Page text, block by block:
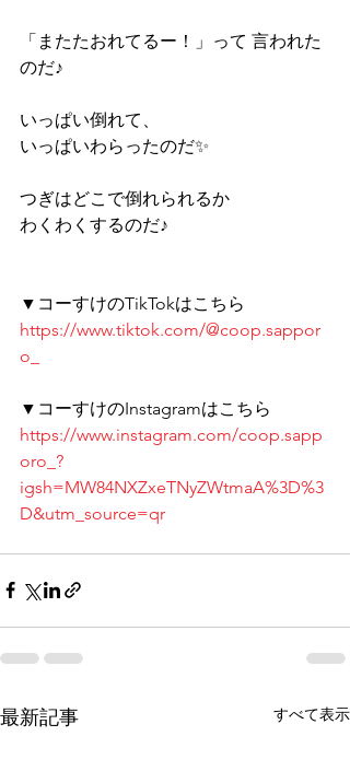
「またたおれてるー！」って 言われた
のだ♪
いっぱい倒れて、
いっぱいわらったのだ✨
つぎはどこで倒れられるか
わくわくするのだ♪
▼コーすけのTikTokはこちら
https://www.tiktok.com/@coop.sappor
o_
▼コーすけのInstagramはこちら
https://www.instagram.com/coop.sapp
oro_?
igsh=MW84NXZxeTNyZWtmaA%3D%3
D&utm_source=qr
最新記事 すべて表示